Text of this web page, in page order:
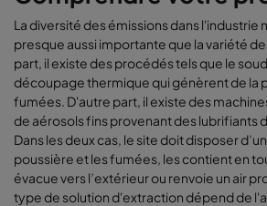
La diversité des émissions dans l'industrie
presque aussi importante que la variété
part, il existe des procédés tels que le
découpage thermique qui génèrent de la
fumées. D'autre part, il existe des
de aérosols fins provenant des lubrifiants
Dans les deux cas, le site doit disposer
poussière et les fumées, les contient en
évacue vers l’extérieur ou renvoie un air
type de solution d'extraction dépend de